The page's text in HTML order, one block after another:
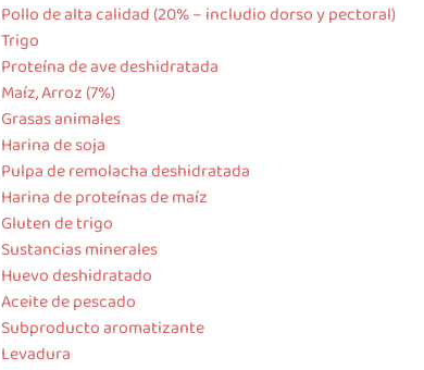
Pollo de alta calidad (20% – includio dorso y pectoral)
Trigo
Proteína de ave deshidratada
Maíz, Arroz (7%)
Grasas animales
Harina de soja
Pulpa de remolacha deshidratada
Harina de proteínas de maíz
Gluten de trigo
Sustancias minerales
Huevo deshidratado
Aceite de pescado
Subproducto aromatizante
Levadura